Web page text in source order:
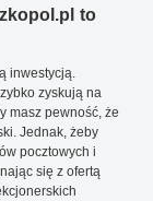
to
inwestycją.
zyskują na
masz pewność, że
Jednak, żeby
pocztowych i
się z ofertą